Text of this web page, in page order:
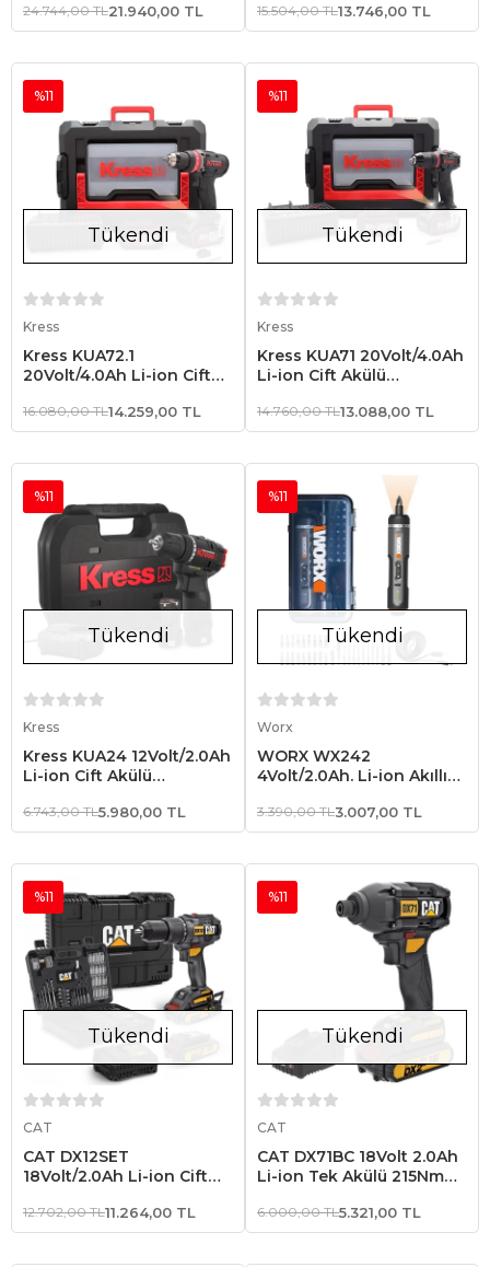
Şarjlı Darbeli Matkap
24.744,00 TL21.940,00 TL
Profesyonel Şarjlı Darbeli
Matkap
15.504,00 TL13.746,00 TL
Tükendi
Kress
Kress KUA72.1
20Volt/4.0Ah Li-ion Çift
Profesyonel Şarjlı Matkap
%11
16.080,00 TL14.259,00 TL
Tükendi
Kress
Kress KUA71 20Volt/4.0Ah
Li-ion Çift Akülü
Şarjlı Matkap
%11
14.760,00 TL13.088,00 TL
Tükendi
Kress
Kress KUA24 12Volt/2.0Ah
Li-ion Çift Akülü
Şarjlı Matkap
%11
6.743,00 TL5.980,00 TL
Tükendi
Worx
WORX WX242
4Volt/2.0Ah. Li-ion Akıllı
Tornavida + 30 Adet Bits
Uç
%11
3.390,00 TL3.007,00 TL
Tükendi
CAT
CAT DX12SET
18Volt/2.0Ah Li-ion Çift
Profesyonel Darbeli
Matkap+DA01903 201
%11
12.702,00 TL11.264,00 TL
Tükendi
CAT
CAT DX71BC 18Volt 2.0Ah
Li-ion Tek Akülü 215Nm
Şarjlı Darbeli Tornavida
%11
6.000,00 TL5.321,00 TL